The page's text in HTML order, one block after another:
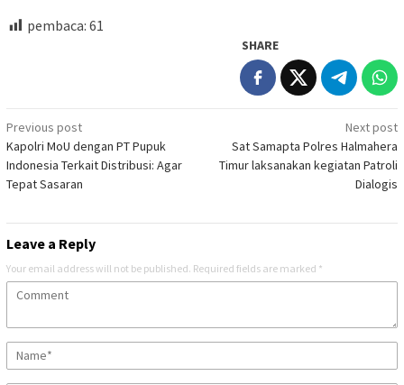
pembaca: 61
SHARE
Post
navigation
Previous post
Kapolri MoU dengan PT Pupuk
Indonesia Terkait Distribusi: Agar
Tepat Sasaran
Next post
Sat Samapta Polres Halmahera
Timur laksanakan kegiatan Patroli
Dialogis
Leave a Reply
Your email address will not be published. Required fields are marked *